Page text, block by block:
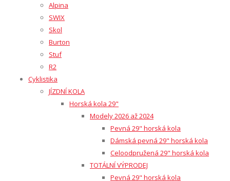
Alpina
SWIX
Skol
Burton
Stuf
R2
Cyklistika
JÍZDNÍ KOLA
Horská kola 29"
Modely 2026 až 2024
Pevná 29" horská kola
Dámská pevná 29" horská kola
Celoodpružená 29" horská kola
TOTÁLNÍ VÝPRODEJ
Pevná 29" horská kola